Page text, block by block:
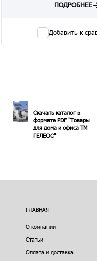
ПОДРОБНЕЕ
Добавить к
Скачать каталог в
формате PDF "Товары
для дома и офиса ТМ
ГЕЛЕОС"
ГЛАВНАЯ
О компании
Статьи
Оплата и доставка